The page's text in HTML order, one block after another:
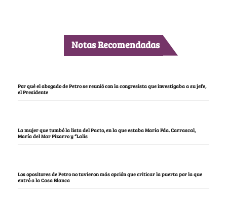
Notas Recomendadas
Por qué el abogado de Petro se reunió con la congresista que investigaba a su jefe,
el Presidente
La mujer que tumbó la lista del Pacto, en la que estaba María Fda. Carrascal,
María del Mar Pizarro y “Lalis
Los opositores de Petro no tuvieron más opción que criticar la puerta por la que
entró a la Casa Blanca